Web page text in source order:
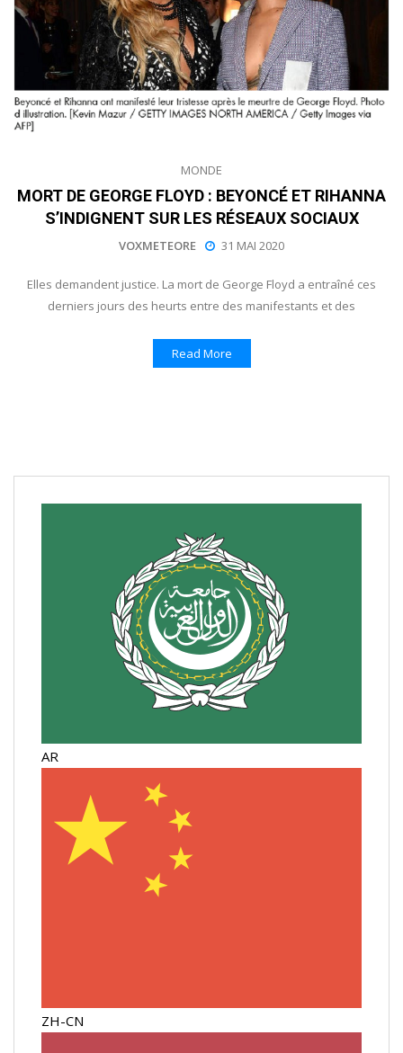
MONDE
MORT DE GEORGE FLOYD : BEYONCÉ ET RIHANNA
S’INDIGNENT SUR LES RÉSEAUX SOCIAUX
VOXMETEORE 31 MAI 2020
Elles demandent justice. La mort de George Floyd a entraîné ces
derniers jours des heurts entre des manifestants et des
Read More
AR
ZH-CN